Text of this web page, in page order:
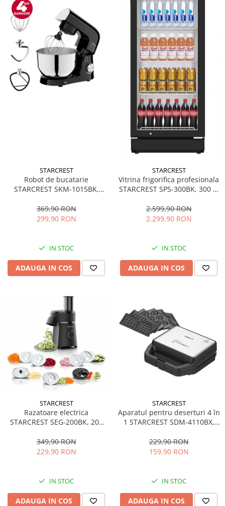
STARCREST
Robot de bucatarie
STARCREST SKM-1015BK,
Accesorii, 10 Viteze + Pulse,
Negru
369,90 RON
299,90 RON
IN STOC
ADAUGA IN COS
STARCREST
Vitrina frigorifica profesionala
STARCREST SPS-300BK, 300 L,
LED, H 169.5 cm, Negru
2.599,90 RON
2.299,90 RON
IN STOC
ADAUGA IN COS
STARCREST
Razatoare electrica
STARCREST SEG-200BK, 200
349,90 RON
229,90 RON
IN STOC
ADAUGA IN COS
STARCREST
Aparatul pentru deserturi 4 în
1 STARCREST SDM-4110BX,
invelis ceramic pentru vafe,
nuci, gogosi si smile
229,90 RON
159,90 RON
IN STOC
ADAUGA IN COS